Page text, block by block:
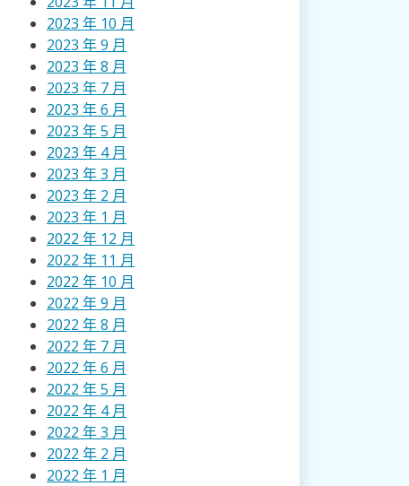
2023 年 10 月
2023 年 9 月
2023 年 8 月
2023 年 7 月
2023 年 6 月
2023 年 5 月
2023 年 4 月
2023 年 3 月
2023 年 2 月
2023 年 1 月
2022 年 12 月
2022 年 11 月
2022 年 10 月
2022 年 9 月
2022 年 8 月
2022 年 7 月
2022 年 6 月
2022 年 5 月
2022 年 4 月
2022 年 3 月
2022 年 2 月
2022 年 1 月